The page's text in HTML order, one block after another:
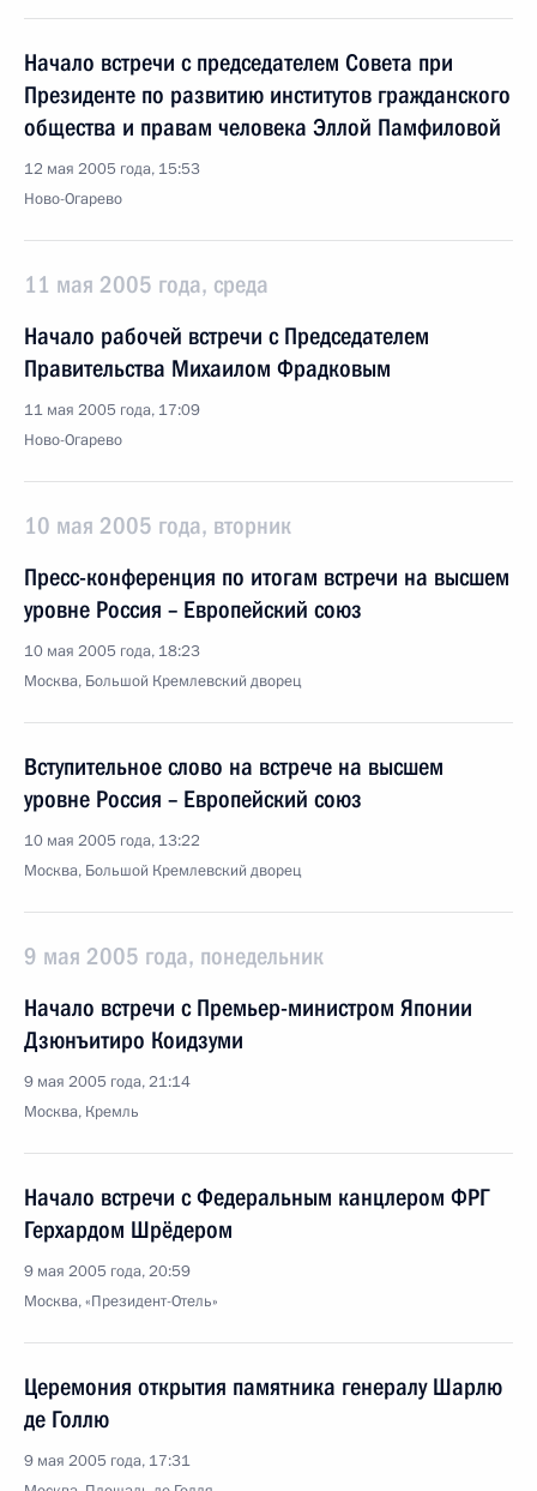
Начало встречи с председателем Совета при
Президенте по развитию институтов гражданского
общества и правам человека Эллой Памфиловой
12 мая 2005 года, 15:53
Ново-Огарево
11 мая 2005 года, среда
Начало рабочей встречи с Председателем
Правительства Михаилом Фрадковым
11 мая 2005 года, 17:09
Ново-Огарево
10 мая 2005 года, вторник
Пресс-конференция по итогам встречи на высшем
уровне Россия – Европейский союз
10 мая 2005 года, 18:23
Москва, Большой Кремлевский дворец
Вступительное слово на встрече на высшем
уровне Россия – Европейский союз
10 мая 2005 года, 13:22
Москва, Большой Кремлевский дворец
9 мая 2005 года, понедельник
Начало встречи с Премьер-министром Японии
Дзюнъитиро Коидзуми
9 мая 2005 года, 21:14
Москва, Кремль
Начало встречи с Федеральным канцлером ФРГ
Герхардом Шрёдером
9 мая 2005 года, 20:59
Москва, «Президент-Отель»
Церемония открытия памятника генералу Шарлю
де Голлю
9 мая 2005 года, 17:31